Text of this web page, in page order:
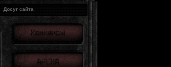
Досуг сайта